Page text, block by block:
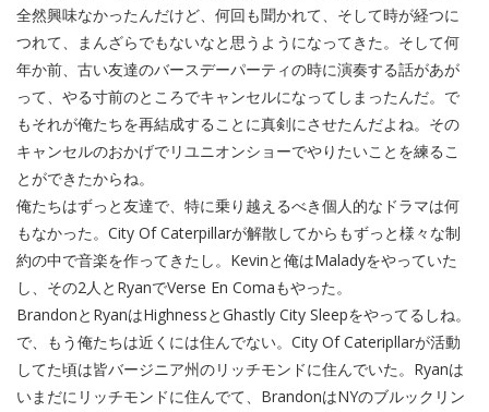
全然興味なかったんだけど、何回も聞かれて、そして時が経つに
つれて、まんざらでもないなと思うようになってきた。そして何
年か前、古い友達のバースデーパーティの時に演奏する話があが
って、やる寸前のところでキャンセルになってしまったんだ。で
もそれが俺たちを再結成することに真剣にさせたんだよね。その
キャンセルのおかげでリユニオンショーでやりたいことを練るこ
とができたからね。
俺たちはずっと友達で、特に乗り越えるべき個人的なドラマは何
もなかった。City Of Caterpillarが解散してからもずっと様々な制
約の中で音楽を作ってきたし。Kevinと俺はMaladyをやっていた
し、その2人とRyanでVerse En Comaもやった。
BrandonとRyanはHighnessとGhastly City Sleepをやってるしね。
で、もう俺たちは近くには住んでない。City Of Cateripllarが活動
してた頃は皆バージニア州のリッチモンドに住んでいた。Ryanは
いまだにリッチモンドに住んでて、BrandonはNYのブルックリン